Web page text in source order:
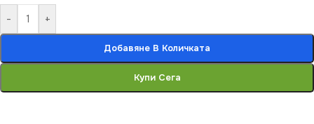
- +
Добавяне В Количката
Купи Сега